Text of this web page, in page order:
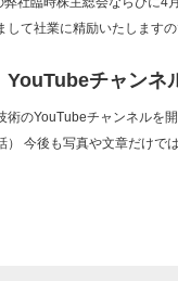
して社業に精励いたします
YouTubeチャンネ
術のYouTubeチャンネルを
） 今後も写真や文章だけで